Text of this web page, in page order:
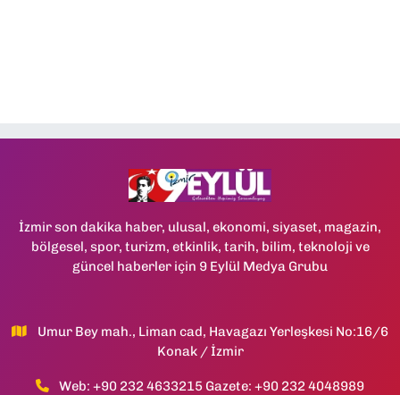
İzmir son dakika haber, ulusal, ekonomi, siyaset, magazin,
bölgesel, spor, turizm, etkinlik, tarih, bilim, teknoloji ve
güncel haberler için 9 Eylül Medya Grubu
Umur Bey mah., Liman cad, Havagazı Yerleşkesi No:16/6
Konak / İzmir
Web: +90 232 4633215 Gazete: +90 232 4048989